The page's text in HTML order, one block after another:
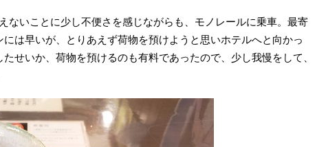
ないことに少し不便さを感じながらも、モノレールに乗車。最寄
には早いが、とりあえず荷物を預けようと思いホテルへと向かっ
せいか、荷物を預けるのも有料であったので、少し我慢をして、